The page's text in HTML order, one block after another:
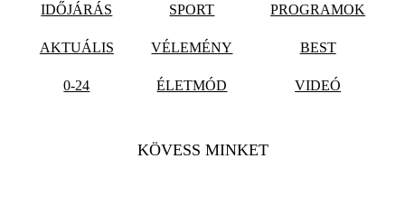
IDŐJÁRÁS SPORT PROGRAMOK
AKTUÁLIS VÉLEMÉNY BEST
0-24 ÉLETMÓD VIDEÓ
KÖVESS MINKET